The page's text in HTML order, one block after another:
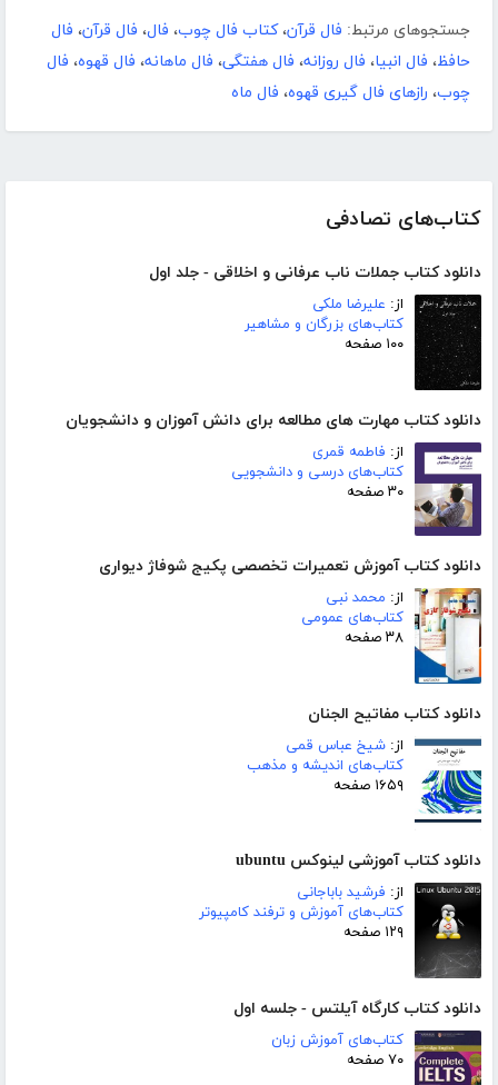
کتاب‌های تصادفی
دانلود کتاب جملات ناب عرفانی و اخلاقی - جلد اول
از: علیرضا ملکی
کتاب‌های بزرگان و مشاهیر
۱۰۰ صفحه
دانلود کتاب مهارت های مطالعه برای دانش آموزان و دانشجویان
از: فاطمه قمری
کتاب‌های درسی و دانشجویی
۳۰ صفحه
دانلود کتاب آموزش تعمیرات تخصصی پکیج شوفاژ دیواری
از: محمد نبی
کتاب‌های عمومی
۳۸ صفحه
دانلود کتاب مفاتیح الجنان
از: شیخ عباس قمی
کتاب‌های اندیشه و مذهب
۱۶۵۹ صفحه
دانلود کتاب آموزشی لینوکس ubuntu
از: فرشید باباجانی
کتاب‌های آموزش و ترفند کامپیوتر
۱۲۹ صفحه
دانلود کتاب کارگاه آیلتس - جلسه اول
کتاب‌های آموزش زبان
۷۰ صفحه
جستجوهای مرتبط: فال قرآن،کتاب فال چوب، فال، فال قرآن، فال
حافظ، فال انبیا، فال روزانه، فال هفتگی، فال ماهانه، فال قهوه، فال
چوب، رازهای فال گیری قهوه، فال ماه